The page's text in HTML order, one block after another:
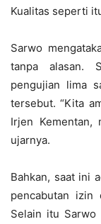
Kualitas seperti
Sarwo
tanpa alasan.
pengujian lima
tersebut. “Kita
Irjen Kementan,
ujarnya.
Bahkan, saat ini
pencabutan izin
Selain itu Sarwo